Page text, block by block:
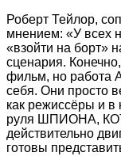
Роберт Тейлор,
мнением: «У всех
«взойти на борт»
сценария.
фильм, но работа
себя. Они просто
как режиссёры и в
руля ШПИОНА,
действительно
готовы